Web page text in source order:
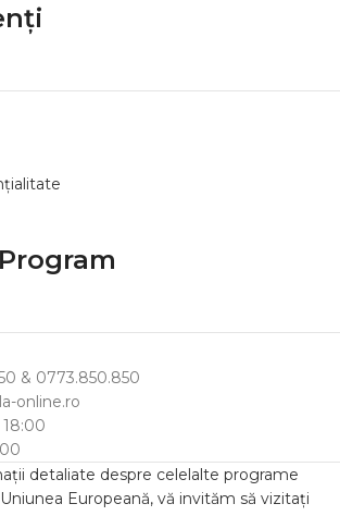
& 0773.850.850
online.ro
18:00
detaliate despre celelalte programe
Europeană, vă invităm să vizitați